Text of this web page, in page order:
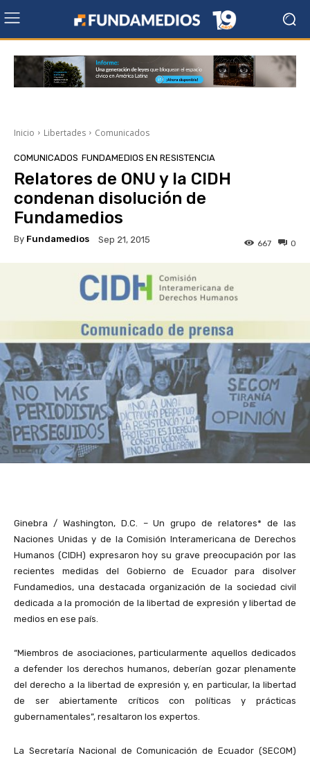
Inicio Libertades Comunicados
COMUNICADOS FUNDAMEDIOS EN RESISTENCIA
Relatores de ONU y la CIDH
condenan disolución de
Fundamedios
By Fundamedios Sep 21, 2015 0
667
Ginebra / Washington, D.C. – Un grupo de relatores* de las
Naciones Unidas y de la Comisión Interamericana de Derechos
Humanos (CIDH) expresaron hoy su grave preocupación por las
recientes medidas del Gobierno de Ecuador para disolver
Fundamedios, una destacada organización de la sociedad civil
dedicada a la promoción de la libertad de expresión y libertad de
medios en ese país.
“Miembros de asociaciones, particularmente aquellos dedicados
a defender los derechos humanos, deberían gozar plenamente
del derecho a la libertad de expresión y, en particular, la libertad
de ser abiertamente críticos con políticas y prácticas
gubernamentales”, resaltaron los expertos.
La Secretaría Nacional de Comunicación de Ecuador (SECOM)